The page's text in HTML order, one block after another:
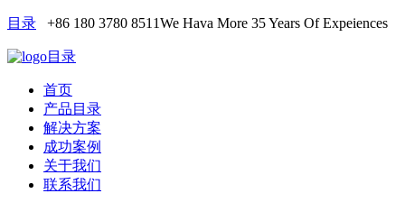
目录 +86 180 3780 8511We Hava More 35 Years Of Expeiences
目录
首页
产品目录
解决方案
成功案例
关于我们
联系我们